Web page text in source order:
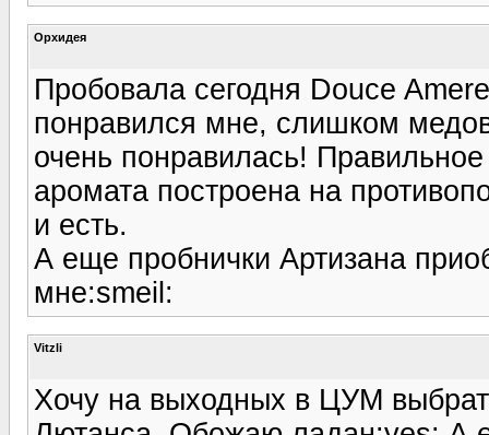
Орхидея
Пробовала сегодня Douce
понравился мне, слишком
очень понравилась!
аромата построена на
и есть.
А еще пробнички Артизана
мне:smeil:
Vitzli
Хочу на выходных в ЦУМ